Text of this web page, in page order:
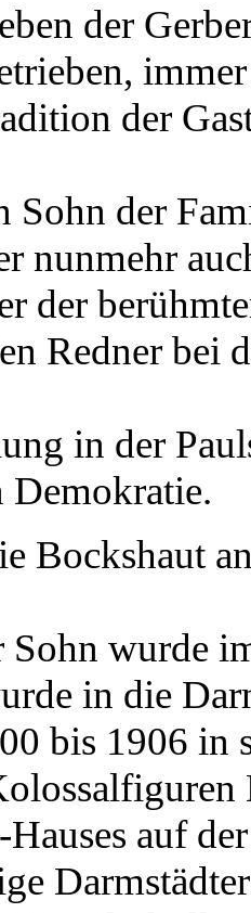
der
der
Sohn der
nunmehr
der
Redner bei
in der
Demokratie.
Bockshaut
Sohn wurde
in die
bis 1906 in
auf